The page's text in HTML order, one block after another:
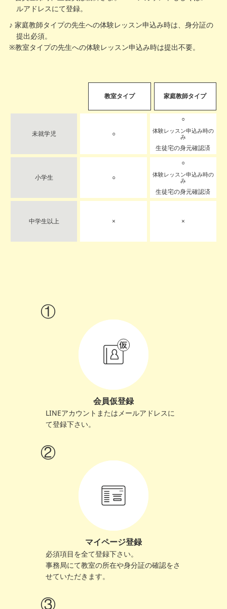
ルアドレスにて登録。
家庭教師タイプの先生への体験レッスン申込み時は、身分証の
提出必須。
※教室タイプの先生への体験レッスン申込み時は提出不要。
教室タイプ 家庭教師タイプ
未就学児 ○
○
体験レッスン申込み時の
み
生徒宅の身元確認済
小学生 ○
○
体験レッスン申込み時の
み
生徒宅の身元確認済
中学生以上 × ×
会員仮登録
LINEアカウントまたはメールアドレスに
て登録下さい。
マイページ登録
必須項目を全て登録下さい。
事務局にて教室の所在や身分証の確認をさ
せていただきます。